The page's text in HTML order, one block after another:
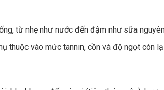
từ nhẹ như nước đến đậm như sữa
thuộc vào mức tannin, cồn và độ ngọt còn